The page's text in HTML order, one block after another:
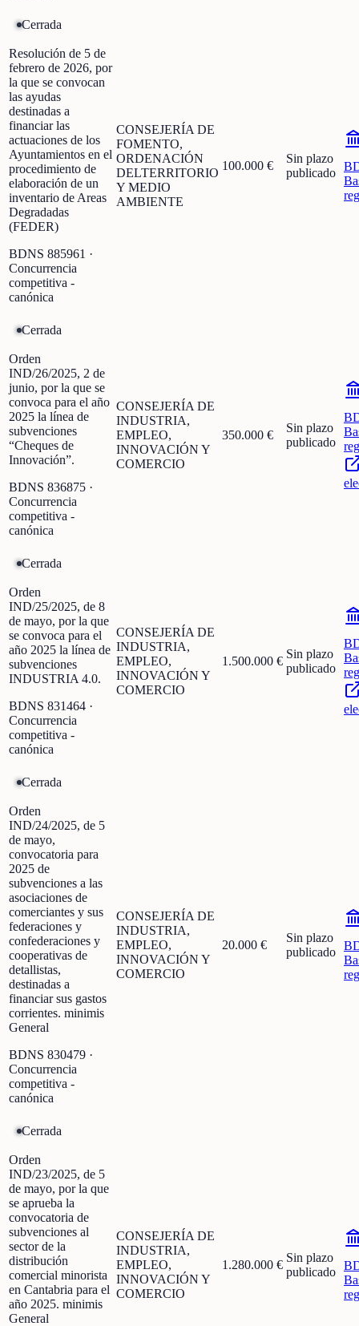
Cerrada
Resolución de 5 de
febrero de 2026, por
la que se convocan
las ayudas
destinadas a
financiar las
actuaciones de los
Ayuntamientos en el
procedimiento de
elaboración de un
inventario de Areas
Degradadas
(FEDER)
BDNS 885961 ·
Concurrencia
competitiva -
canónica
CONSEJERÍA DE
FOMENTO,
ORDENACIÓN
DELTERRITORIO
Y MEDIO
AMBIENTE
100.000 €
Sin plazo
publicado
Cerrada
Orden
IND/26/2025, 2 de
junio, por la que se
convoca para el año
2025 la línea de
subvenciones
“Cheques de
Innovación”.
BDNS 836875 ·
Concurrencia
competitiva -
canónica
CONSEJERÍA DE
INDUSTRIA,
EMPLEO,
INNOVACIÓN Y
COMERCIO
350.000 €
Sin plazo
publicado
Cerrada
Orden
IND/25/2025, de 8
de mayo, por la que
se convoca para el
año 2025 la línea de
subvenciones
INDUSTRIA 4.0.
BDNS 831464 ·
Concurrencia
competitiva -
canónica
CONSEJERÍA DE
INDUSTRIA,
EMPLEO,
INNOVACIÓN Y
COMERCIO
1.500.000 €
Sin plazo
publicado
Cerrada
Orden
IND/24/2025, de 5
de mayo,
convocatoria para
2025 de
subvenciones a las
asociaciones de
comerciantes y sus
federaciones y
confederaciones y
cooperativas de
detallistas,
destinadas a
financiar sus gastos
corrientes. minimis
General
BDNS 830479 ·
Concurrencia
competitiva -
canónica
CONSEJERÍA DE
INDUSTRIA,
EMPLEO,
INNOVACIÓN Y
COMERCIO
20.000 €
Sin plazo
publicado
Cerrada
Orden
IND/23/2025, de 5
de mayo, por la que
se aprueba la
convocatoria de
subvenciones al
sector de la
distribución
comercial minorista
en Cantabria para el
año 2025. minimis
General
CONSEJERÍA DE
INDUSTRIA,
EMPLEO,
INNOVACIÓN Y
COMERCIO
1.280.000 €
Sin plazo
publicado